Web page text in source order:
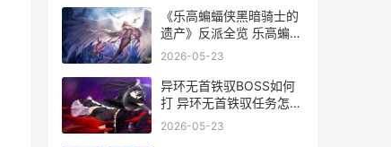
《乐高蝙蝠侠黑暗骑士的
遗产》反派全览 乐高蝙蝠
侠动画
2026-05-23
异环无首铁驭BOSS如何
打 异环无首铁驭任务怎么
做
2026-05-23